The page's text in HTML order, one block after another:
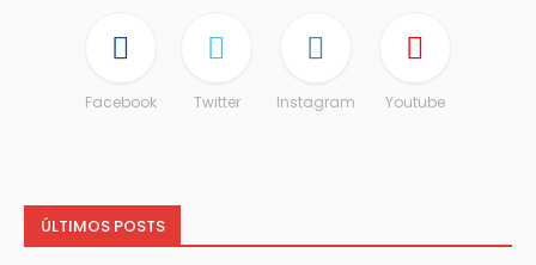
Facebook Twitter Instagram Youtube
ÚLTIMOS POSTS